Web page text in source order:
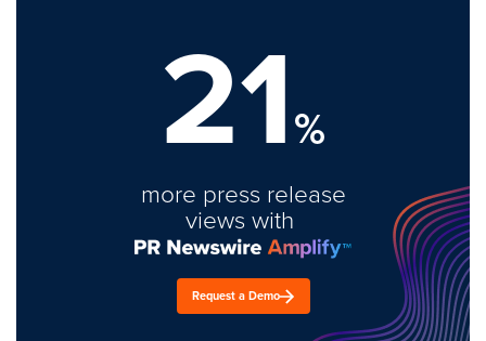
21%
more press release
views with
Request a Demo